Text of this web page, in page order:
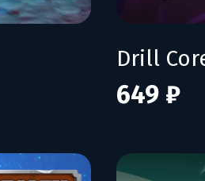
Drill
649 ₽